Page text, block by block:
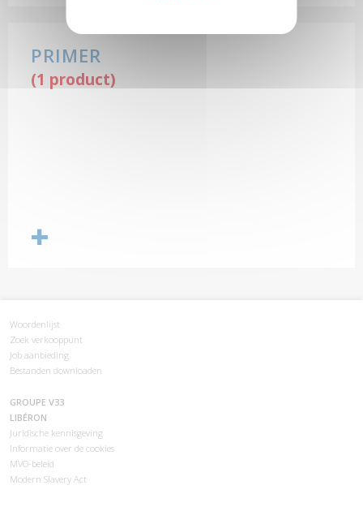
PRIMER
(1 product)
Woordenlijst
Zoek verkooppunt
Job aanbieding
Bestanden downloaden
GROUPE V33
LIBÉRON
Juridische kennisgeving
Informatie over de cookies
MVO-beleid
Modern Slavery Act